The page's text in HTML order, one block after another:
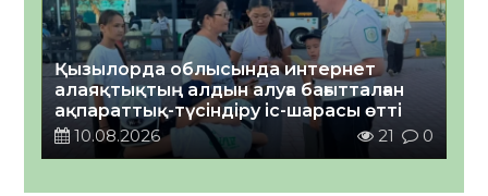
Қызылорда облысында интернет
алаяқтықтың алдын алуға бағытталған
ақпараттық-түсіндіру іс-шарасы өтті
10.08.2026
21 0